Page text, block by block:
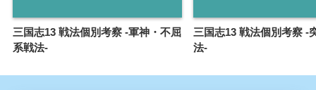
三国志13 戦法個別考察 -軍神・不屈
系戦法-
三国志13 戦法個別考察 -
法-